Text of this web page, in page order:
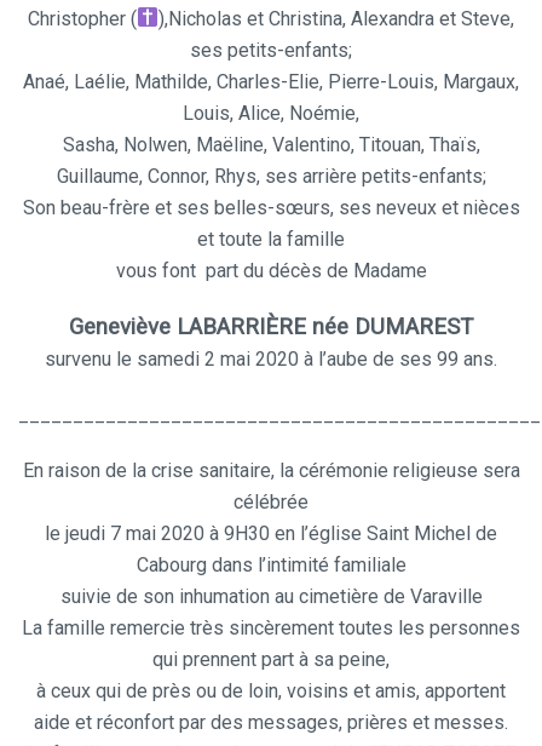
Christopher (
),Nicholas et Christina, Alexandra et Steve,
ses petits-enfants;
Anaé, Laélie, Mathilde, Charles-Elie, Pierre-Louis, Margaux,
Louis, Alice, Noémie,
Sasha, Nolwen, Maëline, Valentino, Titouan, Thaïs,
Guillaume, Connor, Rhys, ses arrière petits-enfants;
Son beau-frère et ses belles-sœurs, ses neveux et nièces
et toute la famille
vous font part du décès de Madame
Geneviève LABARRIÈRE née DUMAREST
survenu le samedi 2 mai 2020 à l’aube de ses 99 ans.
En raison de la crise sanitaire, la cérémonie religieuse sera
célébrée
le jeudi 7 mai 2020 à 9H30 en l’église Saint Michel de
Cabourg dans l’intimité familiale
suivie de son inhumation au cimetière de Varaville
La famille remercie très sincèrement toutes les personnes
qui prennent part à sa peine,
à ceux qui de près ou de loin, voisins et amis, apportent
aide et réconfort par des messages, prières et messes.